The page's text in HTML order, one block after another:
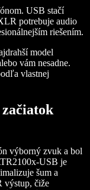
USB stačí
potrebuje audio
riešením.
model
vám nesadne.
vlastnej
výborný zvuk a bol
USB je
šum a
výstup, čiže